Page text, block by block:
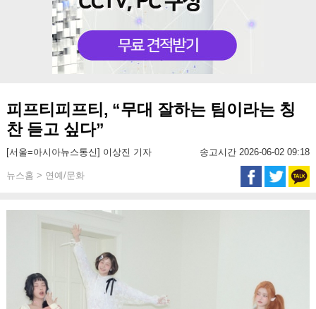
피프티피프티, “무대 잘하는 팀이라는 칭
찬 듣고 싶다”
[서울=아시아뉴스통신] 이상진 기자 송고시간 2026-06-02 09:18
뉴스홈 > 연예/문화